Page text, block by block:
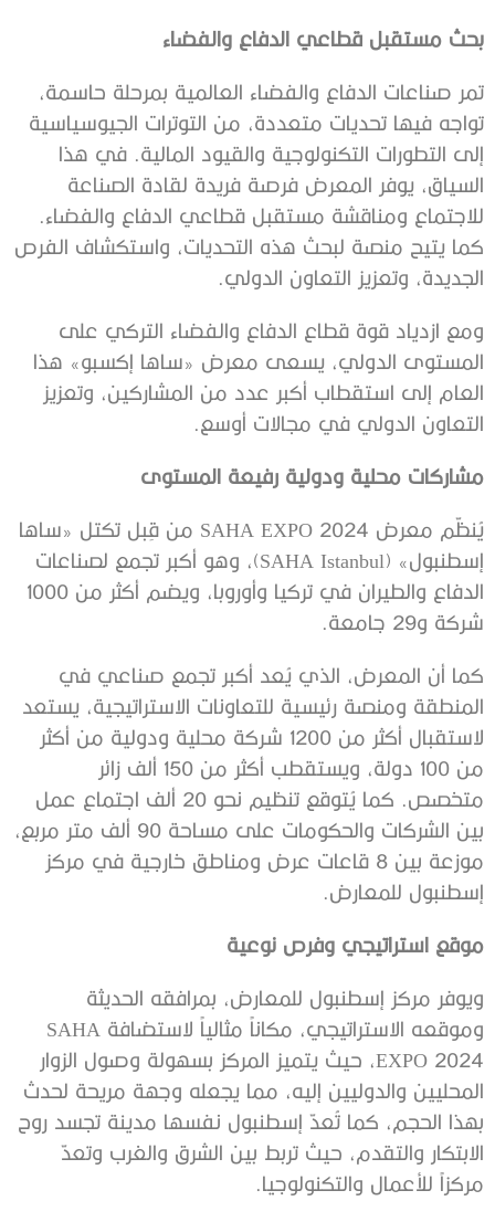
بحث مستقبل قطاعي الدفاع والفضاء
تمر صناعات الدفاع والفضاء العالمية بمرحلة حاسمة،
تواجه فيها تحديات متعددة، من التوترات الجيوسياسية
إلى التطورات التكنولوجية والقيود المالية. في هذا
السياق، يوفر المعرض فرصة فريدة لقادة الصناعة
للاجتماع ومناقشة مستقبل قطاعي الدفاع والفضاء.
كما يتيح منصة لبحث هذه التحديات، واستكشاف الفرص
الجديدة، وتعزيز التعاون الدولي.
ومع ازدياد قوة قطاع الدفاع والفضاء التركي على
المستوى الدولي، يسعى معرض «ساها إكسبو» هذا
العام إلى استقطاب أكبر عدد من المشاركين، وتعزيز
التعاون الدولي في مجالات أوسع.
مشاركات محلية ودولية رفيعة المستوى
يُنظّم معرض SAHA EXPO 2024 من قِبل تكتل «ساها
إسطنبول» (SAHA Istanbul)، وهو أكبر تجمع لصناعات
الدفاع والطيران في تركيا وأوروبا، ويضم أكثر من 1000
شركة و29 جامعة.
كما أن المعرض، الذي يُعد أكبر تجمع صناعي في
المنطقة ومنصة رئيسية للتعاونات الاستراتيجية، يستعد
لاستقبال أكثر من 1200 شركة محلية ودولية من أكثر
من 100 دولة، ويستقطب أكثر من 150 ألف زائر
متخصص. كما يُتوقع تنظيم نحو 20 ألف اجتماع عمل
بين الشركات والحكومات على مساحة 90 ألف متر مربع،
موزعة بين 8 قاعات عرض ومناطق خارجية في مركز
إسطنبول للمعارض.
موقع استراتيجي وفرص نوعية
ويوفر مركز إسطنبول للمعارض، بمرافقه الحديثة
وموقعه الاستراتيجي، مكاناً مثالياً لاستضافة SAHA
EXPO 2024، حيث يتميز المركز بسهولة وصول الزوار
المحليين والدوليين إليه، مما يجعله وجهة مريحة لحدث
بهذا الحجم، كما تُعدّ إسطنبول نفسها مدينة تجسد روح
الابتكار والتقدم، حيث تربط بين الشرق والغرب وتعدّ
مركزاً للأعمال والتكنولوجيا.